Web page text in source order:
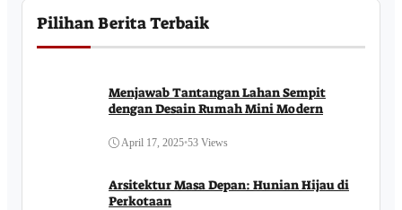
Pilihan Berita Terbaik
Menjawab Tantangan Lahan Sempit
dengan Desain Rumah Mini Modern
April 17, 2025•53 Views
Arsitektur Masa Depan: Hunian Hijau di
Perkotaan